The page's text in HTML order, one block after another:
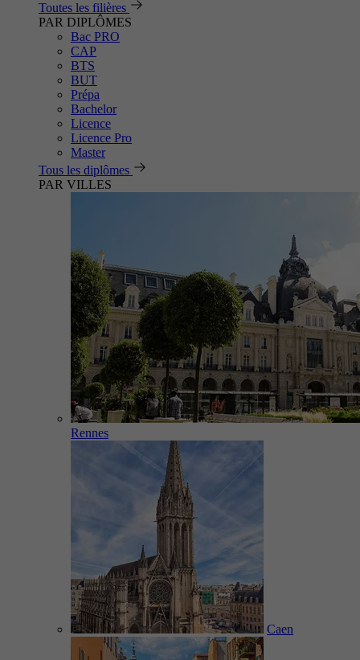
Toutes les filières
PAR DIPLÔMES
Bac PRO
CAP
BTS
BUT
Prépa
Bachelor
Licence
Licence Pro
Master
Tous les diplômes
PAR VILLES
Rennes
Caen